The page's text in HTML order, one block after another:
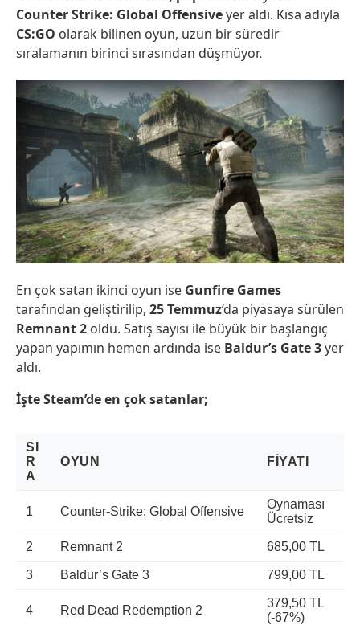
Counter Strike: Global Offensiveyer aldı. Kısa adıyla
CS:GO olarak bilinen oyun, uzun bir süredir
sıralamanın birinci sırasından düşmüyor.
En çok satan ikinci oyun ise Gunfire Games
tarafından geliştirilip, 25 Temmuz‘da piyasaya sürülen
Remnant 2 oldu. Satış sayısı ile büyük bir başlangıç
yapan yapımın hemen ardında ise Baldur’s Gate 3yer
aldı.
İşte Steam’de en çok satanlar;
SI
R
A
OYUN FIYATI
1 Counter-Strike: Global Offensive
Oynaması
Ücretsiz
2 Remnant 2 685,00 TL
3 Baldur’s Gate 3 799,00 TL
4 Red Dead Redemption 2
379,50 TL
(-67%)